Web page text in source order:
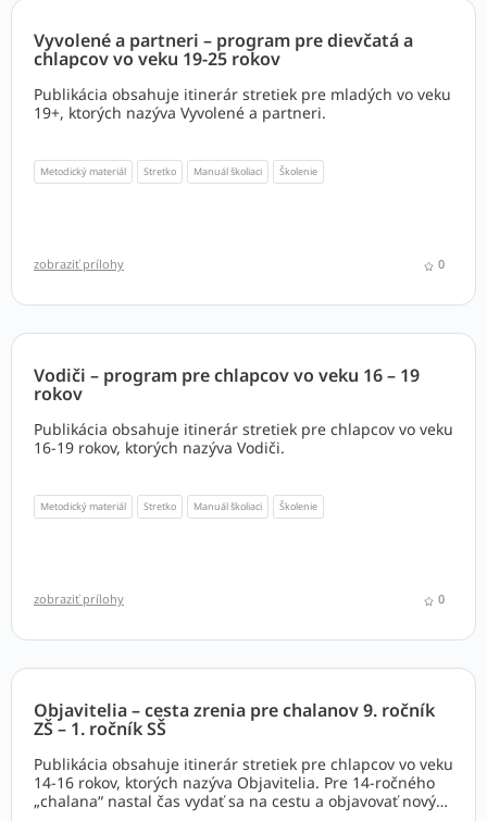
Vyvolené a partneri – program pre dievčatá a
chlapcov vo veku 19-25 rokov
Publikácia obsahuje itinerár stretiek pre mladých vo veku
19+, ktorých nazýva Vyvolené a partneri.
Metodický materiál Stretko Manuál školiaci Školenie
zobraziť prílohy 0
Vodiči – program pre chlapcov vo veku 16 – 19
rokov
Publikácia obsahuje itinerár stretiek pre chlapcov vo veku
16-19 rokov, ktorých nazýva Vodiči.
Metodický materiál Stretko Manuál školiaci Školenie
zobraziť prílohy 0
Objavitelia – cesta zrenia pre chalanov 9. ročník
ZŠ – 1. ročník SŠ
Publikácia obsahuje itinerár stretiek pre chlapcov vo veku
14-16 rokov, ktorých nazýva Objavitelia. Pre 14-ročného
„chalana“ nastal čas vydať sa na cestu a objavovať nový